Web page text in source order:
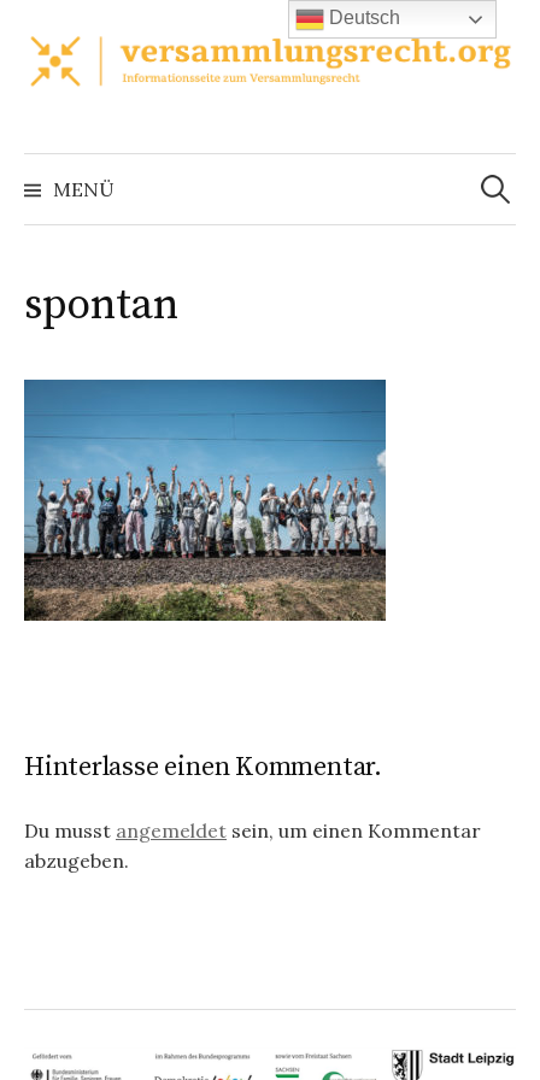
Inhalt
überspringen
MENÜ
Suchen
nach:
spontan
Hinterlasse einen Kommentar.
Du musst angemeldet sein, um einen Kommentar
abzugeben.
Deutsch